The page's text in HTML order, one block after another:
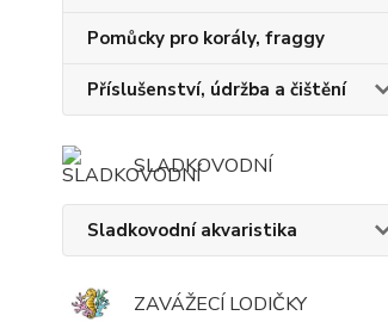
Pomůcky pro korály, fraggy
Příslušenství, údržba a čištění
SLADKOVODNÍ
Sladkovodní akvaristika
ZAVÁŽECÍ LODIČKY